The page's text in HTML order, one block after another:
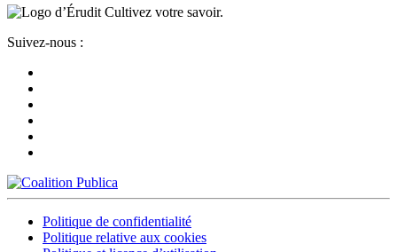
Cultivez votre savoir.
Suivez-nous :
Politique de confidentialité
Politique relative aux cookies